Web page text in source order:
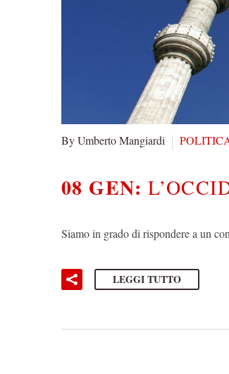
By Umberto Mangiardi
08 GEN:
Siamo in grado di rispondere a un
LEGGI TUTTO